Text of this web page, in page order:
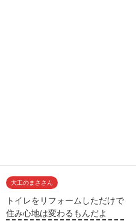
大工のまささん
トイレをリフォームしただけで
住み心地は変わるもんだよ